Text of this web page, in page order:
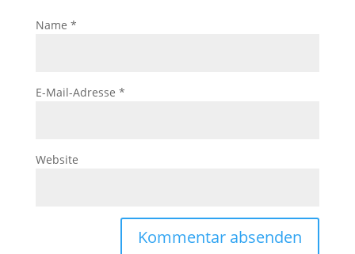
Name *
E-Mail-Adresse *
Website